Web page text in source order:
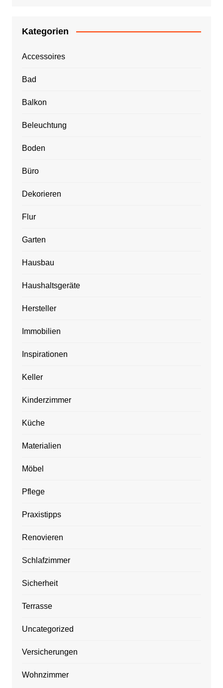
Kategorien
Accessoires
Bad
Balkon
Beleuchtung
Boden
Büro
Dekorieren
Flur
Garten
Hausbau
Haushaltsgeräte
Hersteller
Immobilien
Inspirationen
Keller
Kinderzimmer
Küche
Materialien
Möbel
Pflege
Praxistipps
Renovieren
Schlafzimmer
Sicherheit
Terrasse
Uncategorized
Versicherungen
Wohnzimmer